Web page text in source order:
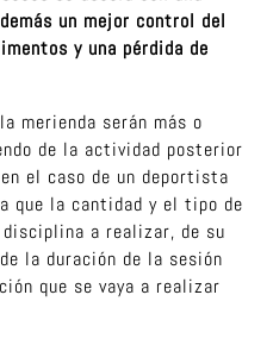
un mejor control del
y una pérdida de
merienda serán más o
de la actividad posterior
el caso de un deportista
que la cantidad y el tipo de
a realizar, de su
la duración de la sesión
que se vaya a realizar